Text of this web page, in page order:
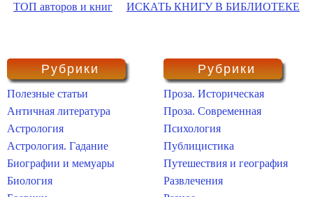
ТОП авторов и книг ИСКАТЬ КНИГУ В БИБЛИОТЕКЕ
Рубрики
Полезные статьи
Античная литература
Астрология
Астрология. Гадание
Биографии и мемуары
Биология
Рубрики
Проза. Историческая
Проза. Современная
Психология
Публицистика
Путешествия и география
Развлечения